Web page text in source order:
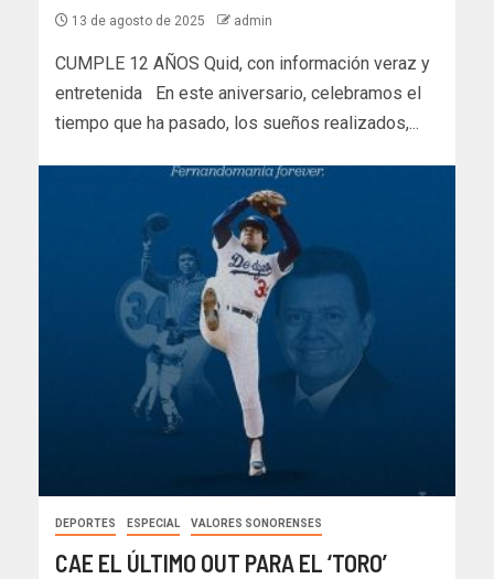
13 de agosto de 2025 admin
CUMPLE 12 AÑOS Quid, con información veraz y
entretenida En este aniversario, celebramos el
tiempo que ha pasado, los sueños realizados,...
DEPORTES ESPECIAL VALORES SONORENSES
CAE EL ÚLTIMO OUT PARA EL ‘TORO’